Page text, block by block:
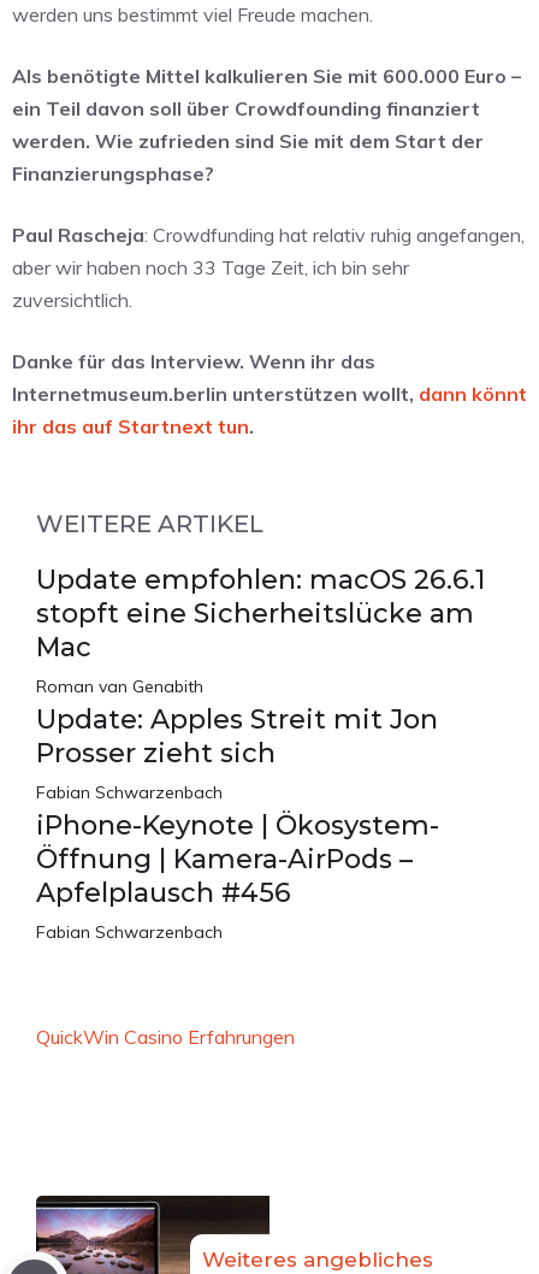
werden uns bestimmt viel Freude machen.
Als benötigte Mittel kalkulieren Sie mit 600.000 Euro –
ein Teil davon soll über Crowdfounding finanziert
werden. Wie zufrieden sind Sie mit dem Start der
Finanzierungsphase?
Paul Rascheja: Crowdfunding hat relativ ruhig angefangen,
aber wir haben noch 33 Tage Zeit, ich bin sehr
zuversichtlich.
Danke für das Interview. Wenn ihr das
Internetmuseum.berlin unterstützen wollt, dann könnt
ihr das auf Startnext tun.
WEITERE ARTIKEL
Update empfohlen: macOS 26.6.1
stopft eine Sicherheitslücke am
Mac
Roman van Genabith
Update: Apples Streit mit Jon
Prosser zieht sich
Fabian Schwarzenbach
iPhone-Keynote | Ökosystem-
Öffnung | Kamera-AirPods –
Apfelplausch #456
Fabian Schwarzenbach
QuickWin Casino Erfahrungen
Weiteres angebliches